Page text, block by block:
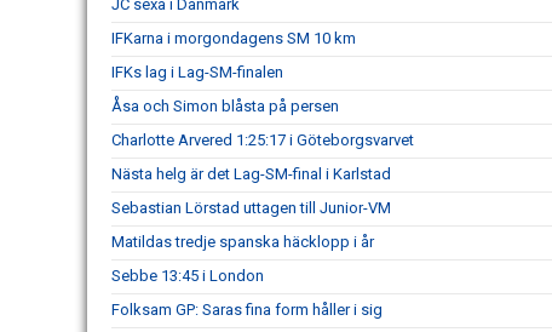
JC sexa i Danmark
IFKarna i morgondagens SM 10 km
IFKs lag i Lag-SM-finalen
Åsa och Simon blåsta på persen
Charlotte Arvered 1:25:17 i Göteborgsvarvet
Nästa helg är det Lag-SM-final i Karlstad
Sebastian Lörstad uttagen till Junior-VM
Matildas tredje spanska häcklopp i år
Sebbe 13:45 i London
Folksam GP: Saras fina form håller i sig